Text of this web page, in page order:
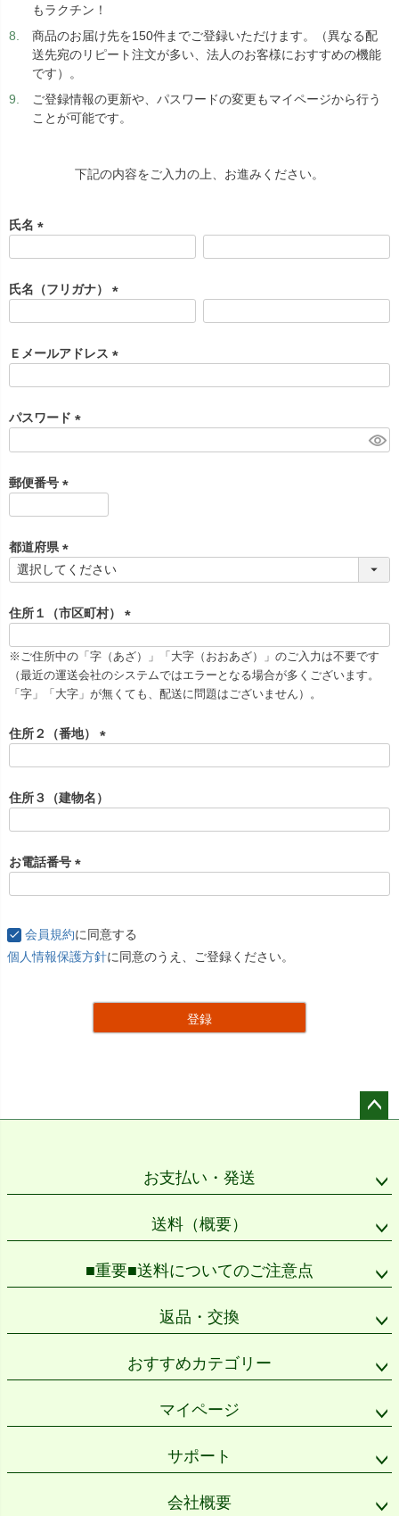
もラクチン！
商品のお届け先を150件までご登録いただけます。（異なる配
送先宛のリピート注文が多い、法人のお客様におすすめの機能
です）。
ご登録情報の更新や、パスワードの変更もマイページから行う
ことが可能です。
下記の内容をご入力の上、お進みください。
氏名
須
)
氏名（フリガナ）
須
)
Ｅメールアドレス
)
パスワード
)
郵便番号
須
)
都道府県
(
須
)
住所１（市区町村）
必
須
)
※ご住所中の「字（あざ）」「大字（おおあざ）」のご入力は不要です
（最近の運送会社のシステムではエラーとなる場合が多くございます。
「字」「大字」が無くても、配送に問題はございません）。
住所２（番地）
須
)
住所３（建物名）
お電話番号
)
会員規約に同意する
個人情報保護方針に同意のうえ、ご登録ください。
登録
お支払い・発送
送料（概要）
■重要■送料についてのご注意点
返品・交換
おすすめカテゴリー
マイページ
サポート
会社概要